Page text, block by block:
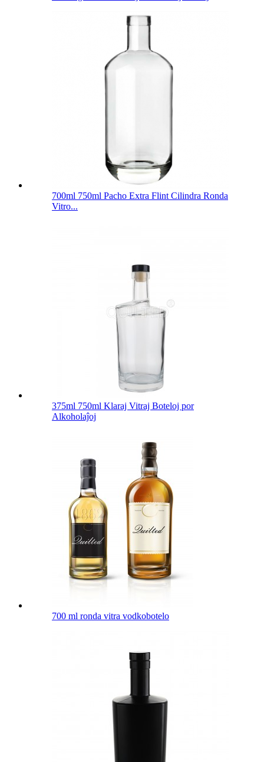
700ml 750ml Pacho Extra Flint Cilindra Ronda
Vitro...
375ml 750ml Klaraj Vitraj Boteloj por
Alkoholaĵoj
700 ml ronda vitra vodkobotelo